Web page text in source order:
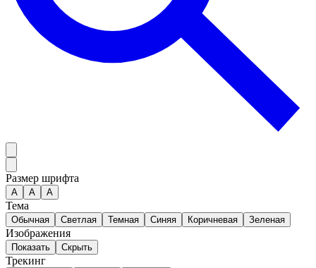
Размер шрифта
А A A
Тема
Обычная Светлая Темная Синяя Коричневая Зеленая
Изображения
Показать Скрыть
Трекинг